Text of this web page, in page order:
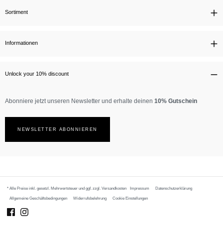
Sortiment
Informationen
Unlock your 10% discount
Abonniere jetzt unseren Newsletter und erhalte deinen 10% Gutschein
NEWSLETTER ABONNIEREN
* Alle Preise inkl. gesetzl. Mehrwertsteuer und ggf. zzgl. Versandkosten Impressum Datenschutzerklärung
Allgemeine Geschäftsbedingungen Widerrufsbelehrung Cookie Einstellungen